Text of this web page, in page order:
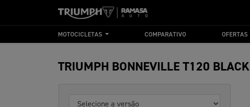
MOTOCICLETAS COMPARATIVO OFERTAS
TRIUMPH BONNEVILLE T120 BLACK